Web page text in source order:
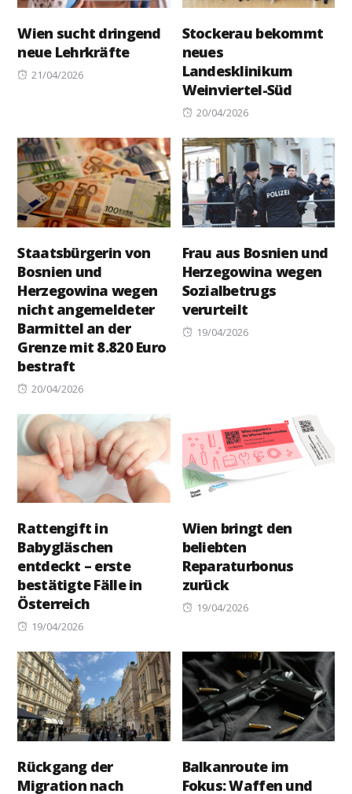
Wien sucht dringend
neue Lehrkräfte
Posted
21/04/2026
Stockerau bekommt
neues
Landesklinikum
Weinviertel-Süd
Posted
20/04/2026
Staatsbürgerin von
Bosnien und
Herzegowina wegen
nicht angemeldeter
Barmittel an der
Grenze mit 8.820 Euro
bestraft
Posted
20/04/2026
Frau aus Bosnien und
Herzegowina wegen
Sozialbetrugs
verurteilt
Posted
19/04/2026
Rattengift in
Babygläschen
entdeckt – erste
bestätigte Fälle in
Österreich
Posted
19/04/2026
Wien bringt den
beliebten
Reparaturbonus
zurück
Posted
19/04/2026
Rückgang der
Migration nach
Balkanroute im
Fokus: Waffen und